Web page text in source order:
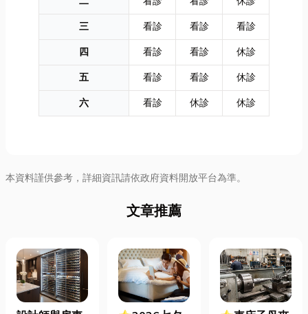
三
看診 看診
看診
四
看診 看診
休診
五
看診 看診
休診
六
看診 休診 休診
本資料謹供參考，詳細資訊請依政府資料開放平台為準。
文章推薦